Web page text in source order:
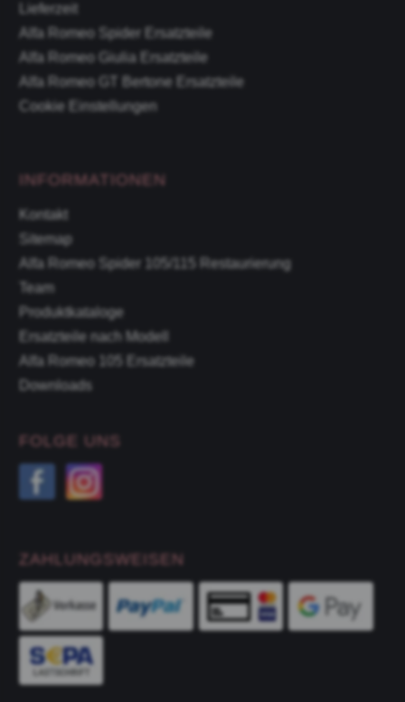
Lieferzeit
Alfa Romeo Spider Ersatzteile
Alfa Romeo Giulia Ersatzteile
Alfa Romeo GT Bertone Ersatzteile
Cookie Einstellungen
INFORMATIONEN
Kontakt
Sitemap
Alfa Romeo Spider 105/115 Restaurierung
Team
Produktkataloge
Ersatzteile nach Modell
Alfa Romeo 105 Ersatzteile
Downloads
FOLGE UNS
ZAHLUNGSWEISEN